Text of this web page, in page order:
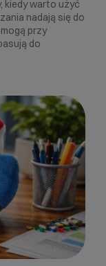
kiedy warto użyć
nadają się do
przy
do